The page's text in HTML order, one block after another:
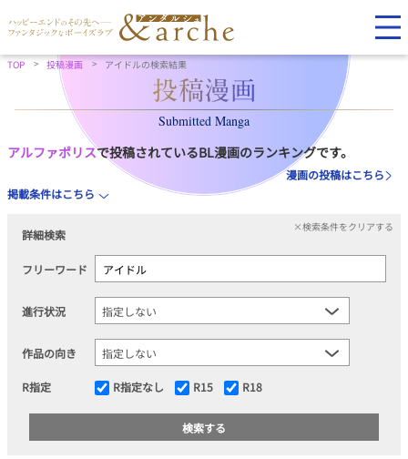
TOP 投稿漫画 アイドルの検索結果
Submitted Manga
アルファポリスで投稿されているBL漫画のランキングです。
漫画の投稿はこちら
掲載条件はこちら
詳細検索
×検索条件をクリアする
フリーワード
進行状況
作品の向き
R指定 R指定なし R15 R18